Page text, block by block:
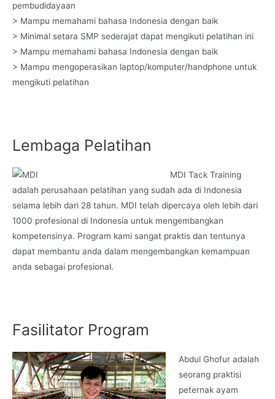
pembudidayaan
> Mampu memahami bahasa Indonesia dengan baik
> Minimal setara SMP sederajat dapat mengikuti pelatihan ini
> Mampu memahami bahasa Indonesia dengan baik
> Mampu mengoperasikan laptop/komputer/handphone untuk
mengikuti pelatihan
Lembaga Pelatihan
MDI Tack Training
adalah perusahaan pelatihan yang sudah ada di Indonesia
selama lebih dari 28 tahun. MDI telah dipercaya oleh lebih dari
1000 profesional di Indonesia untuk mengembangkan
kompetensinya. Program kami sangat praktis dan tentunya
dapat membantu anda dalam mengembangkan kemampuan
anda sebagai profesional.
Fasilitator Program
Abdul Ghofur adalah
seorang praktisi
peternak ayam